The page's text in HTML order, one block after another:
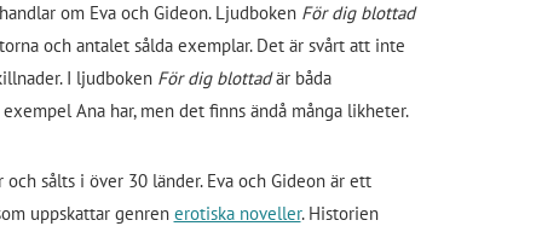
om Eva och Gideon. Ljudboken För dig blottad
och antalet sålda exemplar. Det är svårt att inte
I ljudboken För dig blottadär båda
Ana har, men det finns ändå många likheter.
sålts i över 30 länder. Eva och Gideon är ett
uppskattar genren erotiska noveller. Historien